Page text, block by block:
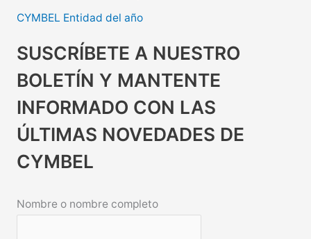
CYMBEL Entidad del año
SUSCRÍBETE A NUESTRO
BOLETÍN Y MANTENTE
INFORMADO CON LAS
ÚLTIMAS NOVEDADES DE
CYMBEL
Nombre o nombre completo